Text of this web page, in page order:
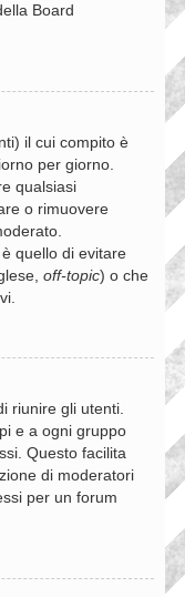
Board
il cui compito è
per giorno.
qualsiasi
o rimuovere
quello di evitare
off-topic) o che
riunire gli utenti.
e a ogni gruppo
Questo facilita
di moderatori
per un forum